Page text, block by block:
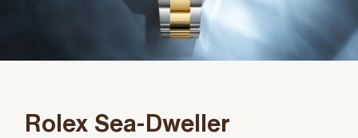
Rolex Sea-Dweller